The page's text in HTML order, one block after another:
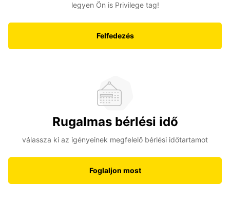
legyen Ön is Privilege tag!
Felfedezés
Rugalmas bérlési idő
válassza ki az igényeinek megfelelő bérlési időtartamot
Foglaljon most